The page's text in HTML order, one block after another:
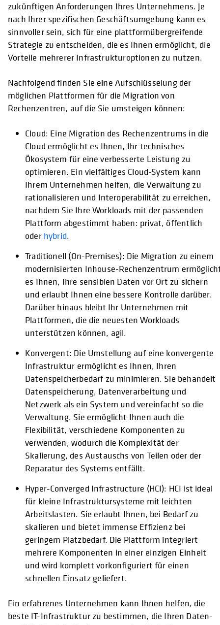
zukünftigen Anforderungen Ihres Unternehmens. Je
nach Ihrer spezifischen Geschäftsumgebung kann es
sinnvoller sein, sich für eine plattformübergreifende
Strategie zu entscheiden, die es Ihnen ermöglicht, die
Vorteile mehrerer Infrastrukturoptionen zu nutzen.
Nachfolgend finden Sie eine Aufschlüsselung der
möglichen Plattformen für die Migration von
Rechenzentren, auf die Sie umsteigen können:
Cloud: Eine Migration des Rechenzentrums in die
Cloud ermöglicht es Ihnen, Ihr technisches
Ökosystem für eine verbesserte Leistung zu
optimieren. Ein vielfältiges Cloud-System kann
Ihrem Unternehmen helfen, die Verwaltung zu
rationalisieren und Interoperabilität zu erreichen,
nachdem Sie Ihre Workloads mit der passenden
Plattform abgestimmt haben: privat, öffentlich
oder hybrid.
Traditionell (On-Premises): Die Migration zu einem
modernisierten Inhouse-Rechenzentrum
es Ihnen, Ihre sensiblen Daten vor Ort zu sichern
und erlaubt Ihnen eine bessere Kontrolle darüber.
Darüber hinaus bleibt Ihr Unternehmen mit
Plattformen, die die neuesten Workloads
unterstützen können, agil.
Konvergent: Die Umstellung auf eine konvergente
Infrastruktur ermöglicht es Ihnen, Ihren
Datenspeicherbedarf zu minimieren. Sie behandelt
Datenspeicherung, Datenverarbeitung und
Netzwerk als ein System und vereinfacht so die
Verwaltung. Sie ermöglicht Ihnen auch die
Flexibilität, verschiedene Komponenten zu
verwenden, wodurch die Komplexität der
Skalierung, des Austauschs von Teilen oder der
Reparatur des Systems entfällt.
Hyper-Converged Infrastructure (HCI): HCI ist ideal
für kleine Infrastruktursysteme mit leichten
Arbeitslasten. Sie erlaubt Ihnen, bei Bedarf zu
skalieren und bietet immense Effizienz bei
geringem Platzbedarf. Die Plattform integriert
mehrere Komponenten in einer einzigen Einheit
und wird komplett vorkonfiguriert für einen
schnellen Einsatz geliefert.
Ein erfahrenes Unternehmen kann Ihnen helfen, die
beste IT-Infrastruktur zu bestimmen, die Ihren Daten-